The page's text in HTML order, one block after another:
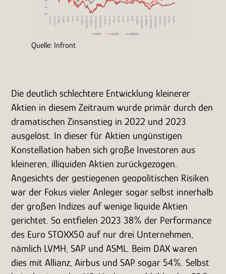
Quelle: Infront
Die deutlich schlechtere Entwicklung kleinerer
Aktien in diesem Zeitraum wurde primär durch den
dramatischen Zinsanstieg in 2022 und 2023
ausgelöst. In dieser für Aktien ungünstigen
Konstellation haben sich große Investoren aus
kleineren, illiquiden Aktien zurückgezogen.
Angesichts der gestiegenen geopolitischen Risiken
war der Fokus vieler Anleger sogar selbst innerhalb
der großen Indizes auf wenige liquide Aktien
gerichtet. So entfielen 2023 38% der Performance
des Euro STOXX50 auf nur drei Unternehmen,
nämlich LVMH, SAP und ASML. Beim DAX waren
dies mit Allianz, Airbus und SAP sogar 54%. Selbst